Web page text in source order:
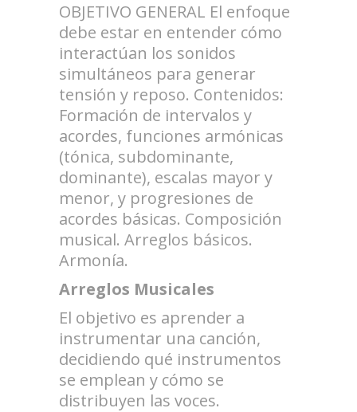
OBJETIVO GENERAL El enfoque
debe estar en entender cómo
interactúan los sonidos
simultáneos para generar
tensión y reposo. Contenidos:
Formación de intervalos y
acordes, funciones armónicas
(tónica, subdominante,
dominante), escalas mayor y
menor, y progresiones de
acordes básicas. Composición
musical. Arreglos básicos.
Armonía.
Arreglos Musicales
El objetivo es aprender a
instrumentar una canción,
decidiendo qué instrumentos
se emplean y cómo se
distribuyen las voces.